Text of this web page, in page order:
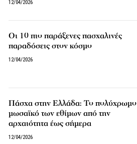
12/04/2026
Οι 10 πιο παράξενες πασχαλινές
παραδόσεις στον κόσμο
12/04/2026
Πάσχα στην Ελλάδα: Το πολύχρωμο
μωσαϊκό των εθίμων από την
αρχαιότητα έως σήμερα
12/04/2026